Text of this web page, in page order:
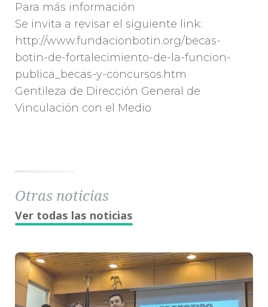
Para más información
Se invita a revisar el siguiente link:
http://www.fundacionbotin.org/becas-
botin-de-fortalecimiento-de-la-funcion-
publica_becas-y-concursos.htm
Gentileza de Dirección General de
Vinculación con el Medio
Otras noticias
Ver todas las noticias